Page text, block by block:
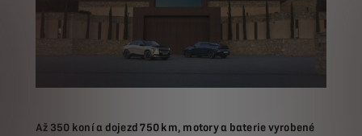
Až 350 koní a dojezd 750 km, motory a baterie vyrobené